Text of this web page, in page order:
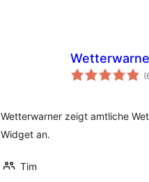
Wetterwarner zeigt amtliche
Widget an.
Tim